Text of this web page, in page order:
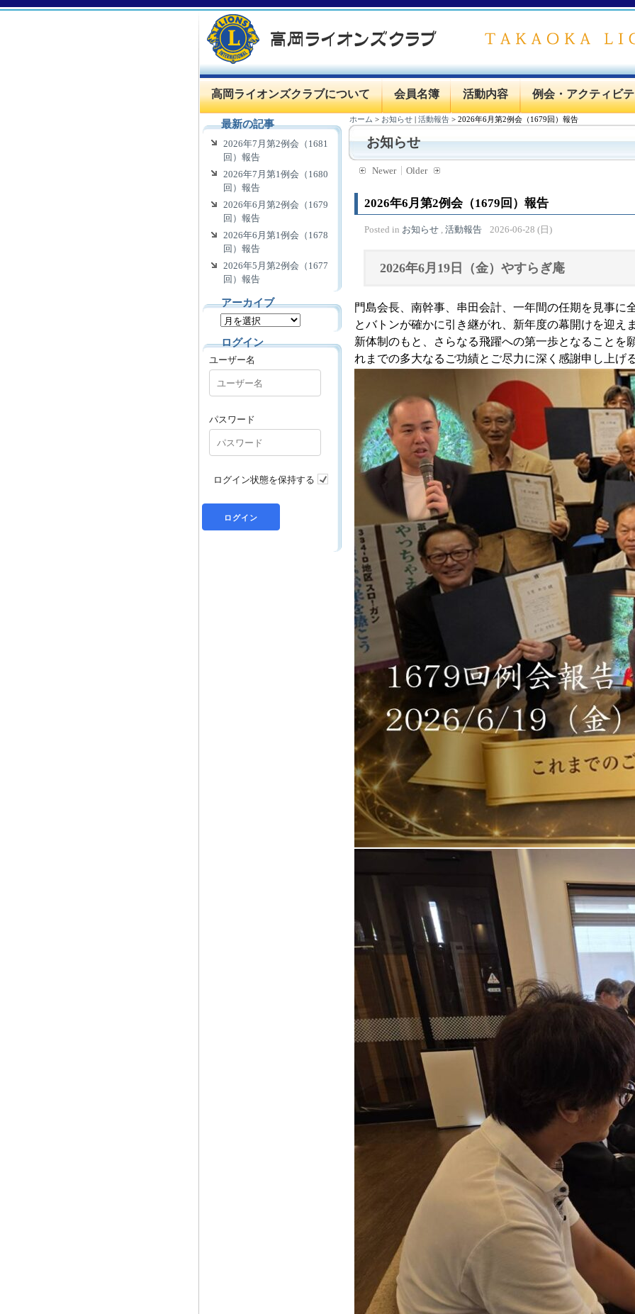
高岡ライオンズクラブについて 会員名簿 活動内容 例会・アクティビ
ホーム > お知らせ |活動報告 >2026年6月第2例会（1679回）報告
お知らせ
Newer Older
2026年6月第2例会（1679回）報告
Posted in お知らせ ,活動報告 2026-06-28 (日)
2026年6月19日（金）やすらぎ庵
門島会長、南幹事、串田会計、一年間の任期を見事
とバトンが確かに引き継がれ、新年度の幕開けを迎え
新体制のもと、さらなる飛躍への第一歩となること
れまでの多大なるご功績とご尽力に深く感謝申し上
最新の記事
2026年7月第2例会（1681
回）報告
2026年7月第1例会（1680
回）報告
2026年6月第2例会（1679
回）報告
2026年6月第1例会（1678
回）報告
2026年5月第2例会（1677
回）報告
アーカイブ
ログイン
ユーザー名
パスワード
ログイン状態を保持する